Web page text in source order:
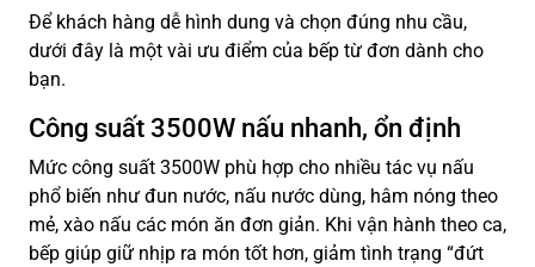
Để khách hàng dễ hình dung và chọn đúng nhu cầu,
dưới đây là một vài ưu điểm của bếp từ đơn dành cho
bạn.
Công suất 3500W nấu nhanh, ổn định
Mức công suất 3500W phù hợp cho nhiều tác vụ nấu
phổ biến như đun nước, nấu nước dùng, hâm nóng theo
mẻ, xào nấu các món ăn đơn giản. Khi vận hành theo ca,
bếp giúp giữ nhịp ra món tốt hơn, giảm tình trạng “đứt